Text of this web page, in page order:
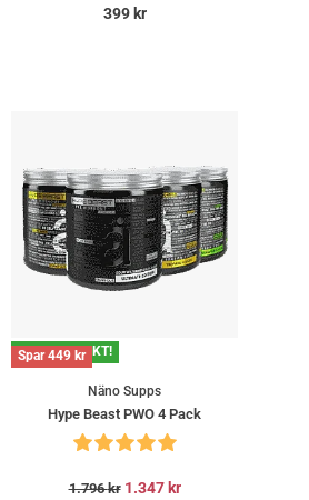
399kr
GRATIS FRAKT!
Spar449 kr
Näno Supps
Hype Beast PWO 4 Pack
1.796kr 1.347kr